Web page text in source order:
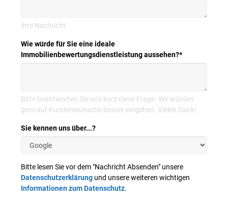
Ihre Nachricht
Wie würde für Sie eine ideale
Immobilienbewertungsdienstleistung aussehen?*
Bitte beantworten Sie uns kurz diese Frage. Wir würden
gern auf Kundenwünsche besser eingehen. Vielen Dank!
Sie kennen uns über...?
Bitte lesen Sie vor dem "Nachricht Absenden" unsere
Datenschutzerklärung und unsere weiteren wichtigen
Informationen zum Datenschutz.